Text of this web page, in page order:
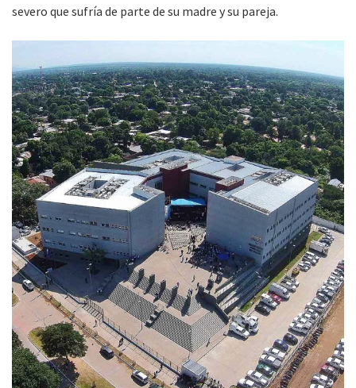
severo que sufría de parte de su madre y su pareja.